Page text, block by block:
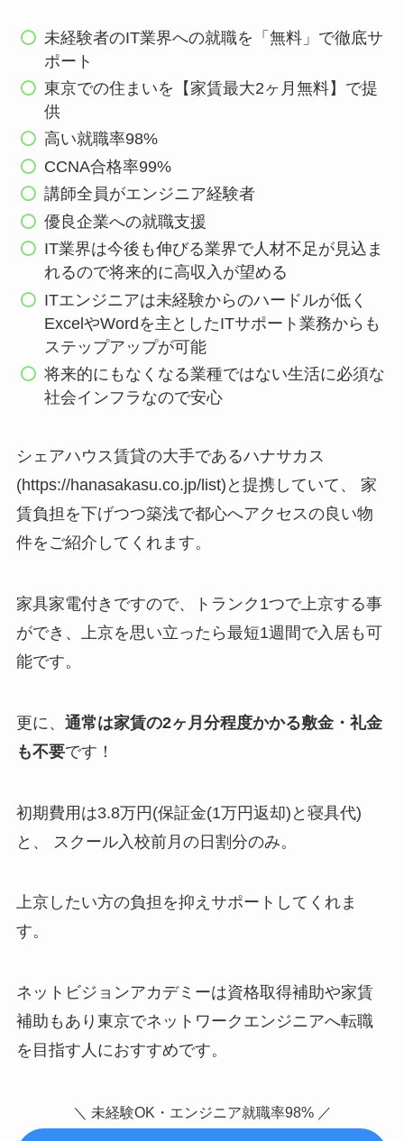
未経験者のIT業界への就職を「無料」で徹底サ
ポート
東京での住まいを【家賃最大2ヶ月無料】で提
供
高い就職率98%
CCNA合格率99%
講師全員がエンジニア経験者
優良企業への就職支援
IT業界は今後も伸びる業界で人材不足が見込ま
れるので将来的に高収入が望める
ITエンジニアは未経験からのハードルが低く
ExcelやWordを主としたITサポート業務からも
ステップアップが可能
将来的にもなくなる業種ではない生活に必須な
社会インフラなので安心
シェアハウス賃貸の大手であるハナサカス
(https://hanasakasu.co.jp/list)と提携していて、 家
賃負担を下げつつ築浅で都心へアクセスの良い物
件をご紹介してくれます。
家具家電付きですので、トランク1つで上京する事
ができ、上京を思い立ったら最短1週間で入居も可
能です。
更に、 通常は家賃の2ヶ月分程度かかる敷金・礼金
も不要です！
初期費用は3.8万円(保証金(1万円返却)と寝具代)
と、 スクール入校前月の日割分のみ。
上京したい方の負担を抑えサポートしてくれま
す。
ネットビジョンアカデミーは資格取得補助や家賃
補助もあり東京でネットワークエンジニアへ転職
を目指す人におすすめです。
＼ 未経験OK・エンジニア就職率98% ／